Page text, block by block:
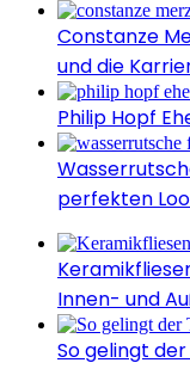
Constanze
und die
Philip Hopf
perfekten
Innen- und
So gelingt